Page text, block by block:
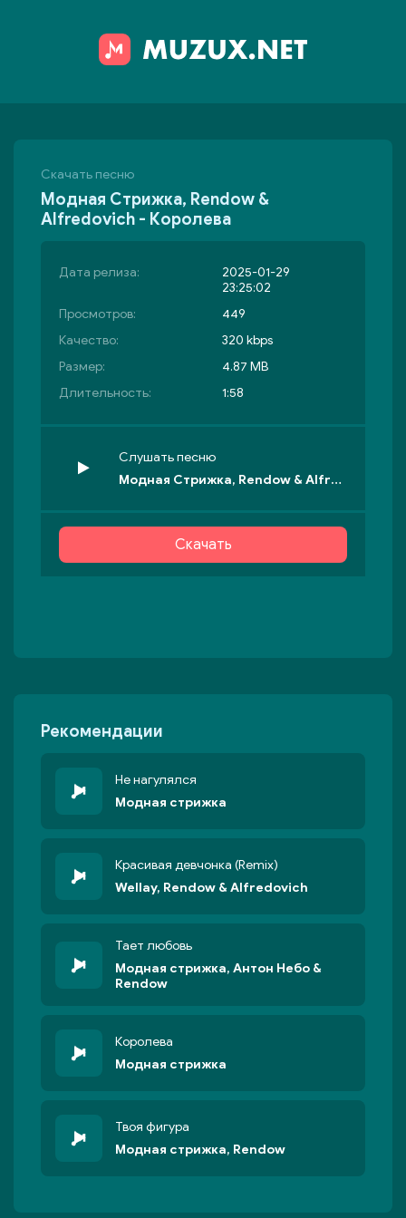
Скачать песню
Модная Стрижка, Rendow &
Alfredovich - Королева
Дата релиза:
2025-01-29
23:25:02
Просмотров:
449
Качество:
320 kbps
Размер:
4.87 MB
Длительность:
1:58
Слушать песню
Модная Стрижка, Rendow & Alfredovich - Королева
Скачать
Рекомендации
Не нагулялся
Модная стрижка
Красивая девчонка (Remix)
Wellay, Rendow & Alfredovich
Тает любовь
Модная стрижка, Антон Небо &
Rendow
Королева
Модная стрижка
Твоя фигура
Модная стрижка, Rendow